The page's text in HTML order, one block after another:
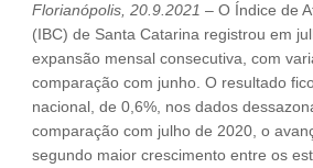
Florianópolis, 20.9.2021 – O Índice de
(IBC) de Santa Catarina registrou em
expansão mensal consecutiva, com
comparação com junho. O resultado
nacional, de 0,6%, nos dados
comparação com julho de 2020, o
segundo maior crescimento entre os